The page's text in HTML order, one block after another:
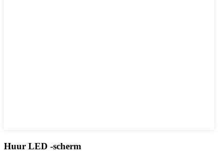
Huur LED -scherm